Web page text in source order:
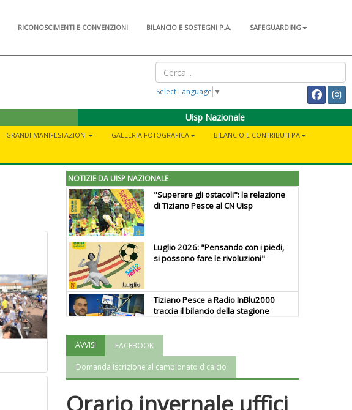
RICONOSCIMENTI E CONVENZIONI BILANCIO E SOSTEGNI P.A.
SAFEGUARDING
Select Language ▼
Uisp Nazionale
GRANDI MANIFESTAZIONI GALLERIA FOTOGRAFICA
BILANCIO E CONTRIBUTI PA
NOTIZIE DA UISP NAZIONALE
"Superare gli ostacoli": la relazione
di Tiziano Pesce al CN Uisp
Luglio 2026: "Pensando con i piedi,
si possono fare le rivoluzioni"
Tiziano Pesce a Radio InBlu2000
traccia il bilancio della stagione
valorizzi le nostre specificità"
La formazione Uisp rallenta ma
AVVISI FACEBOOK
Domanda iscrizione al campionato d calcio